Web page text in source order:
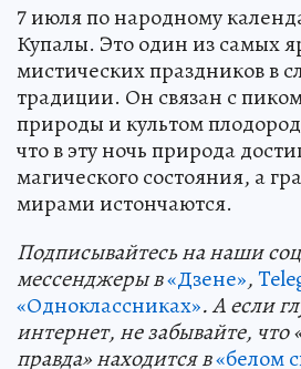
7 июля по народному
Купалы. Это один из самых
мистических праздников в
традиции. Он связан с
природы и культом
что в эту ночь природа
магического состояния, а
мирами истончаются.
Подписывайтесь на наши
мессенджеры в«Дзене»,
«Одноклассниках». А если
интернет, не забывайте, что
правда» находится в«белом